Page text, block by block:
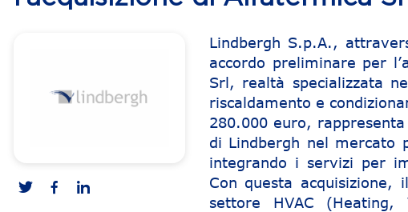
Lindbergh S.p.A.,
accordo preliminare per
Srl, realtà specializzata
riscaldamento e
280.000 euro,
di Lindbergh nel mercato
integrando i servizi per
Con questa
settore HVAC